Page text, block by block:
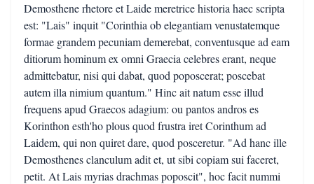
Demosthene rhetore et Laide meretrice historia haec scripta
est: "Lais" inquit "Corinthia ob elegantiam venustatemque
formae grandem pecuniam demerebat, conventusque ad eam
ditiorum hominum ex omni Graecia celebres erant, neque
admittebatur, nisi qui dabat, quod poposcerat; poscebat
autem illa nimium quantum." Hinc ait natum esse illud
frequens apud Graecos adagium: ou pantos andros es
Korinthon esth'ho plous quod frustra iret Corinthum ad
Laidem, qui non quiret dare, quod posceretur. "Ad hanc ille
Demosthenes clanculum adit et, ut sibi copiam sui faceret,
petit. At Lais myrias drachmas poposcit", hoc facit nummi